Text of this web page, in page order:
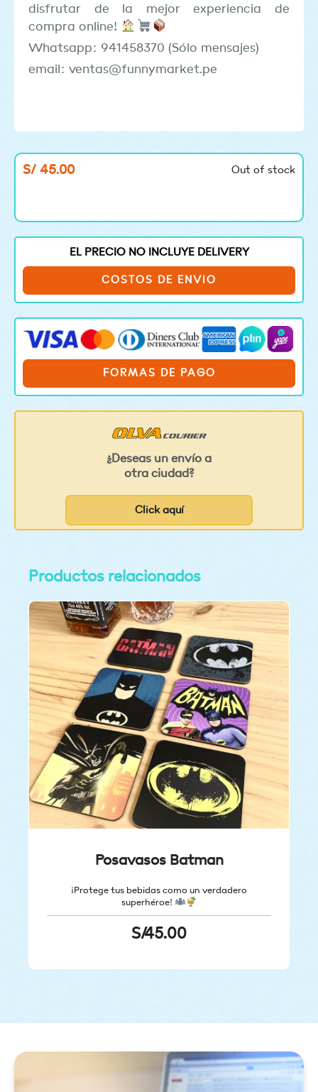
disfrutar de la mejor experiencia de
compra online!
Whatsapp: 941458370 (Sólo mensajes)
email: ventas@funnymarket.pe
S/ 45.00 Out of stock
EL PRECIO NO INCLUYE DELIVERY
COSTOS DE ENVIO
FORMAS DE PAGO
¿Deseas un envío a
otra ciudad?
Click aquí
Productos relacionados
Posavasos Batman
¡Protege tus bebidas como un verdadero
superhéroe!
S/45.00